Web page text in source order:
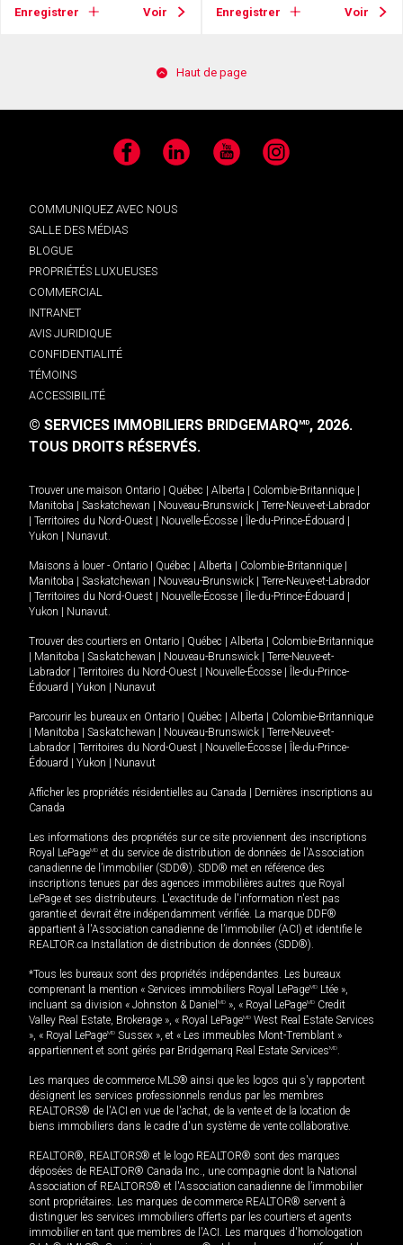
Enregistrer Voir Enregistrer Voir
Haut de page
Facebook LinkedIn YouTube Instagram
COMMUNIQUEZ AVEC NOUS
SALLE DES MÉDIAS
BLOGUE
PROPRIÉTÉS LUXUEUSES
COMMERCIAL
INTRANET
AVIS JURIDIQUE
CONFIDENTIALITÉ
TÉMOINS
ACCESSIBILITÉ
© SERVICES IMMOBILIERS BRIDGEMARQMD, 2026.
TOUS DROITS RÉSERVÉS.
Trouver une maison Ontario Québec Alberta Colombie-Britannique
Manitoba
Saskatchewan Nouveau-Brunswick
Terre-Neuve-et-Labrador
Territoires du Nord-Ouest Nouvelle-Écosse Île-du-Prince-Édouard
Yukon
Nunavut.
Maisons à louer - Ontario Québec Alberta Colombie-Britannique
Manitoba
Saskatchewan Nouveau-Brunswick
Terre-Neuve-et-Labrador
Territoires du Nord-Ouest Nouvelle-Écosse Île-du-Prince-Édouard
Yukon
Nunavut.
Trouver des courtiers en Ontario Québec Alberta
Colombie-Britannique
Manitoba Saskatchewan Nouveau-Brunswick
Terre-Neuve-et-
Labrador
Territoires du Nord-Ouest Nouvelle-Écosse
Île-du-Prince-
Édouard
Yukon Nunavut
Parcourir les bureaux en Ontario Québec Alberta
Colombie-Britannique
Manitoba Saskatchewan Nouveau-Brunswick
Terre-Neuve-et-
Labrador
Territoires du Nord-Ouest Nouvelle-Écosse
Île-du-Prince-
Édouard
Yukon Nunavut
Afficher les propriétés résidentielles au Canada
Dernières inscriptions au
Canada
Les informations des propriétés sur ce site proviennent des inscriptions
Royal LePageMD et du service de distribution de données de l'Association
canadienne de l’immobilier (SDD®). SDD® met en référence des
inscriptions tenues par des agences immobilières autres que Royal
LePage et ses distributeurs. L'exactitude de l'information n'est pas
garantie et devrait être indépendamment vérifiée. La marque DDF®
appartient à l'Association canadienne de l’immobilier (ACI) et identifie le
REALTOR.ca Installation de distribution de données (SDD®).
*Tous les bureaux sont des propriétés indépendantes. Les bureaux
comprenant la mention « Services immobiliers Royal LePageMD Ltée »,
incluant sa division « Johnston & Daniel MD », « Royal LePageMD Credit
Valley Real Estate, Brokerage », « Royal LePageMD West Real Estate Services
», « Royal LePageMD Sussex », et « Les immeubles Mont-Tremblant »
appartiennent et sont gérés par Bridgemarq Real Estate ServicesMD.
Les marques de commerce MLS® ainsi que les logos qui s'y rapportent
désignent les services professionnels rendus par les membres
REALTORS® de l'ACI en vue de l'achat, de la vente et de la location de
biens immobiliers dans le cadre d'un système de vente collaborative.
REALTOR®, REALTORS® et le logo REALTOR® sont des marques
déposées de REALTOR® Canada Inc., une compagnie dont la National
Association of REALTORS® et l'Association canadienne de l’immobilier
sont propriétaires. Les marques de commerce REALTOR® servent à
distinguer les services immobiliers offerts par les courtiers et agents
immobilier en tant que membres de l'ACI. Les marques d'homologation